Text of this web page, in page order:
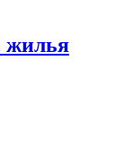
жилья